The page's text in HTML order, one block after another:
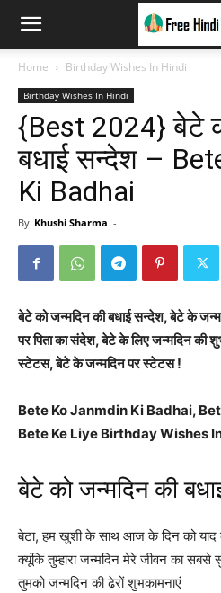
Home Birthday Wishes In Hindi
Birthday Wishes In Hindi
{Best 2024} बेटे
बधाई सन्देश –
Ki Badhai
By Khushi Sharma -
बेटे को जन्मदिन की बधाई सन्देश, बेटे के
पर पिता का संदेश, बेटे के लिए जन्मदिन की
स्टेटस, बेटे के जन्मदिन पर स्टेटस !
Bete Ko Janmdin Ki Badhai,
Bete Ke Liye Birthday Wishes
बेटे को जन्मदिन की
बेटा, हम खुशी के साथ आज के दिन को याद
क्यूंकि तुम्हारा जन्मदिन मेरे जीवन का सबसे
तुमको जन्मदिन की ढेरों शुभकामनाएं